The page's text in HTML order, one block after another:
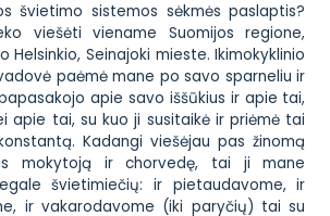
švietimo sistemos sėkmės paslaptis?
viešėti viename Suomijos regione,
Helsinkio, Seinajoki mieste. Ikimokyklinio
paėmė mane po savo sparneliu ir
apie savo iššūkius ir apie tai,
apie tai, su kuo ji susitaikė ir priėmė tai
Kadangi viešėjau pas žinomą
mokytoją ir chorvedę, tai ji mane
švietimiečių: ir pietaudavome, ir
ir vakarodavome (iki paryčių) tai su